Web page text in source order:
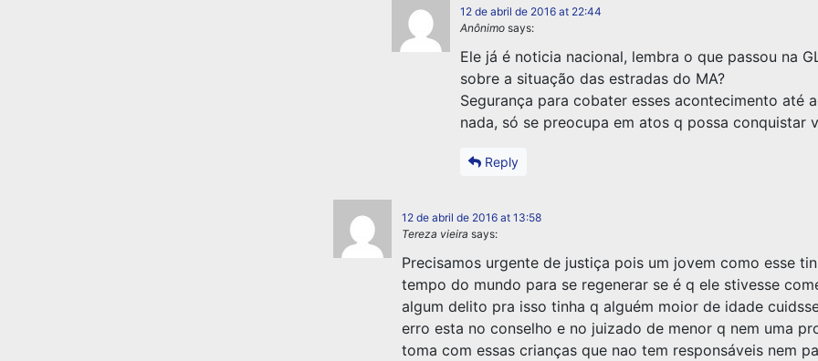
12 de abril de 2016 at 22:44
Anônimo says:
Ele já é noticia nacional, lembra o que passou na
sobre a situação das estradas do MA?
Segurança para cobater esses acontecimento até
nada, só se preocupa em atos q possa conquistar
Reply
12 de abril de 2016 at 13:58
Tereza vieira says:
Precisamos urgente de justiça pois um jovem como esse
tempo do mundo para se regenerar se é q ele stivesse
algum delito pra isso tinha q alguém moior de idade
erro esta no conselho e no juizado de menor q nem uma
toma com essas crianças que nao tem responsáveis nem